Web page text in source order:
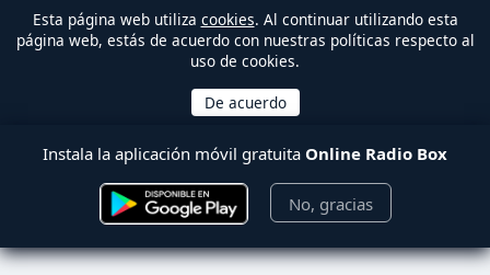
Esta página web utiliza cookies. Al continuar utilizando esta
página web, estás de acuerdo con nuestras políticas respecto al
uso de cookies.
Instala la aplicación móvil gratuita Online Radio Box
No, gracias